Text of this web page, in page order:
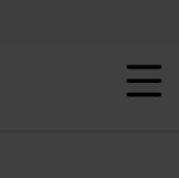
Mobile menu